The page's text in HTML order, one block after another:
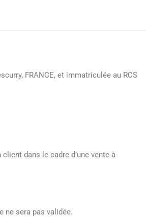
FRANCE, et immatriculée au RCS
dans le cadre d’une vente à
ne sera pas validée.